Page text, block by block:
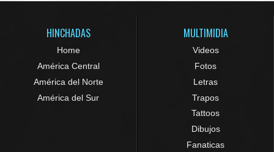
HINCHADAS
Home
América Central
América del Norte
América del Sur
MULTIMIDIA
Videos
Fotos
Letras
Trapos
Tattoos
Dibujos
Fanaticas